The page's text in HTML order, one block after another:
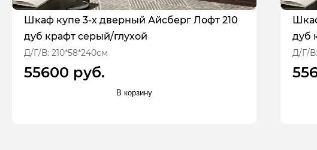
Шкаф купе 3-х дверный Айсберг Лофт 210
дуб крафт серый/глухой
Д/Г/В: 210*58*240см
55600 руб.
В корзину
дуб
Д/Г/